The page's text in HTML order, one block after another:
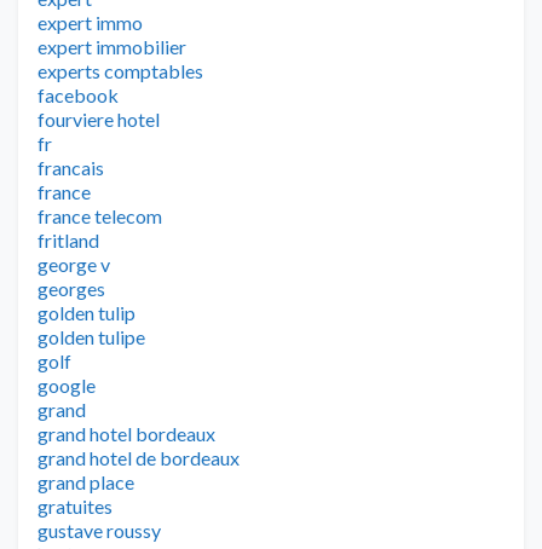
expert immo
expert immobilier
experts comptables
facebook
fourviere hotel
fr
francais
france
france telecom
fritland
george v
georges
golden tulip
golden tulipe
golf
google
grand
grand hotel bordeaux
grand hotel de bordeaux
grand place
gratuites
gustave roussy